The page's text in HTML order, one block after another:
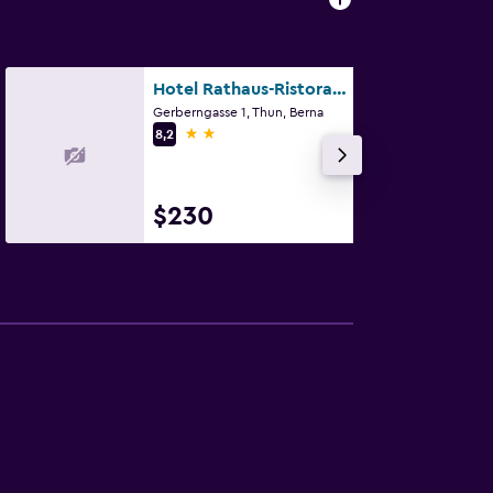
Hotel Rathaus-Ristorante Pizzicata
Gerberngasse 1, Thun, Berna
8,2
2 estrellas
$230